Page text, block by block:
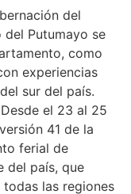
del
del Putumayo se
como
experiencias
sur del país.
el 23 al 25
41 de la
ferial de
del país, que
las regiones